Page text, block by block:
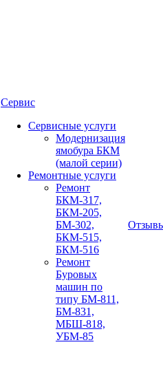
Сервис
Сервисные услуги
Модернизация
ямобура БКМ
(малой серии)
Ремонтные услуги
Ремонт
БКМ-317,
БКМ-205,
БМ-302,
БКМ-515,
БКМ-516
Ремонт
Буровых
машин по
типу БМ-811,
БМ-831,
МБШ-818,
УБМ-85